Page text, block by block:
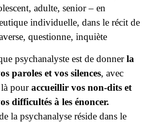
adulte, senior – en
individuelle, dans le récit de
questionne, inquiète
psychanalyste est de donnerla
paroles et vos silences, avec
là pouraccueillir vos non-dits et
difficultés à les énoncer.
la psychanalyse réside dans le